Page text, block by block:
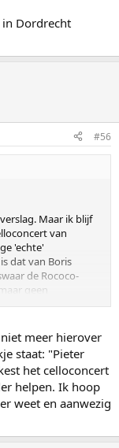
daar verloopt,
was bij
verkeert. Tijdens
Jeugd
Mascha van
met
nog eens door
met een harmonie-
nog wel eens gaan
in
op de
Dordrecht
#56
Maar ik blijf
van
'echte'
dat van Boris
de Rococo-
geen
je kent me wellicht,
van 60 maten
Leonovich is
ouder onecht
cellist Cassadó,
gespeeld?
meer hierover
staat: "Pieter
het celloconcert
helpen. Ik hoop
weet en aanwezig